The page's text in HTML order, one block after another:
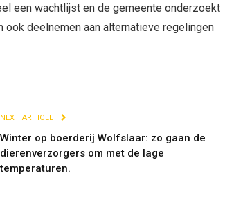
een wachtlijst en de gemeente onderzoekt
deelnemen aan alternatieve regelingen
NEXT ARTICLE
Winter op boerderij Wolfslaar: zo gaan de
dierenverzorgers om met de lage
temperaturen.